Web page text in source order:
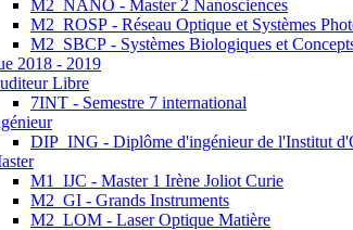
M2_NANO - Master 2 Nanosciences
M2_ROSP - Réseau Optique et Systèmes
M2_SBCP - Systèmes Biologiques et
2018 - 2019
Libre
7INT - Semestre 7 international
DIP_ING - Diplôme d'ingénieur de l'Institut
M1_IJC - Master 1 Irène Joliot Curie
M2_GI - Grands Instruments
M2_LOM - Laser Optique Matière